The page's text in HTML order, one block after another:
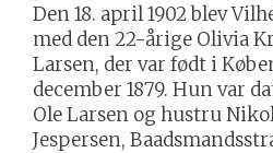
Den 18. april 1902 blev
med den 22-årige Olivia
Larsen, der var født i
december 1879. Hun var
Ole Larsen og hustru
Jespersen,